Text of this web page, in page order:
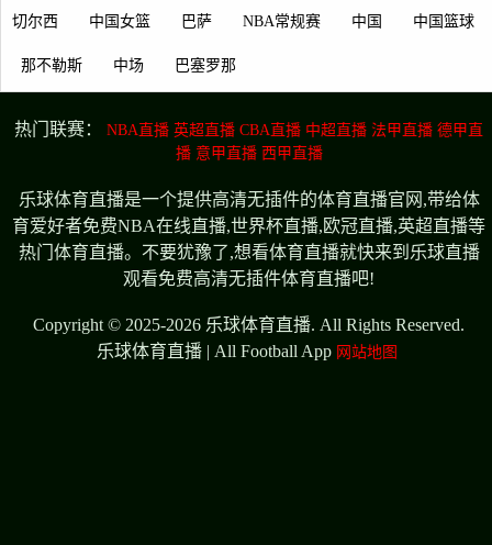
切尔西 中国女篮 巴萨 NBA常规赛 中国 中国篮球
那不勒斯 中场 巴塞罗那
热门联赛： NBA直播 英超直播 CBA直播 中超直播 法甲直播 德甲直
播 意甲直播 西甲直播
乐球体育直播是一个提供高清无插件的体育直播官网,带给体
育爱好者免费NBA在线直播,世界杯直播,欧冠直播,英超直播等
热门体育直播。不要犹豫了,想看体育直播就快来到乐球直播
观看免费高清无插件体育直播吧!
Copyright © 2025-2026 乐球体育直播. All Rights Reserved.
乐球体育直播 | All Football App 网站地图